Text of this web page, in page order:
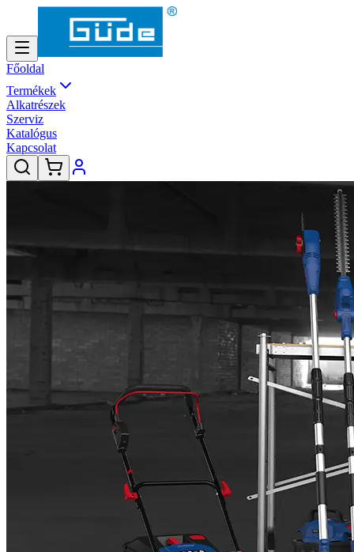
Főoldal
Termékek
Alkatrészek
Szerviz
Katalógus
Kapcsolat